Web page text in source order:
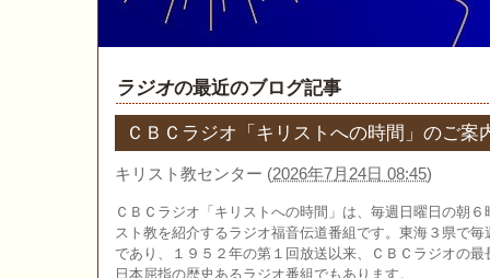
ラジオの最近のブログ記事
ＣＢＣラジオ「キリストへの時間」のご案
キリスト教センター (2026年7月24日 08:45)
ＣＢＣラジオ「キリストへの時間」は、毎週日曜日の朝
スト教を紹介するラジオ福音伝道番組です。東海３県で
であり、１９５２年の第１回放送以来、ＣＢＣラジオの
日本屈指の歴史あるラジオ番組でもあります。